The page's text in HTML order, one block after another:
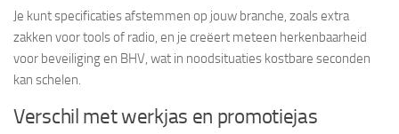
Je kunt specificaties afstemmen op jouw branche, zoals extra
zakken voor tools of radio, en je creëert meteen herkenbaarheid
voor beveiliging en BHV, wat in noodsituaties kostbare seconden
kan schelen.
Verschil met werkjas en promotiejas